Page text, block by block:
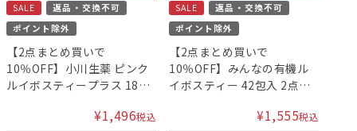
SALE
返品・交換不可
ポイント除外
【2点まとめ買いで
10％OFF】小川生薬 ピンク
ルイボスティープラス 18袋
¥1,496税込
SALE
返品・交換不可
ポイント除外
【2点まとめ買いで
10％OFF】みんなの有機ル
イボスティー 42包入 2点セ
¥1,555税込